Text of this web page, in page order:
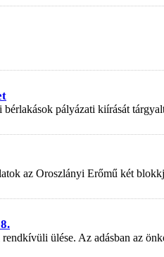
pályázati kiírását
az Oroszlányi Erőmű két
ülése. Az adásban az